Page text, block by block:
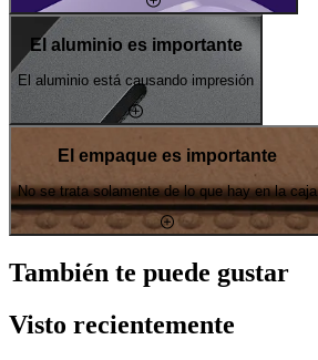
El aluminio es importante
El aluminio está causando impresión
El empaque es importante
No se trata solamente de lo que hay en la caja
También te puede gustar
Visto recientemente